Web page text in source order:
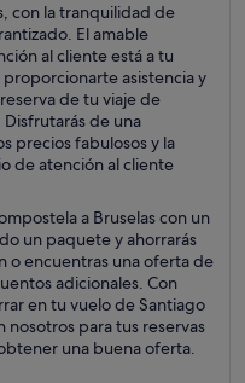
con la tranquilidad de
El amable
al cliente está a tu
asistencia y
de tu viaje de
de una
precios fabulosos y la
de atención al cliente
a Bruselas con un
un paquete y ahorrarás
o encuentras una oferta de
adicionales. Con
en tu vuelo de Santiago
nosotros para tus reservas
una buena oferta.